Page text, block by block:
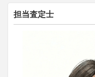
担当査定士